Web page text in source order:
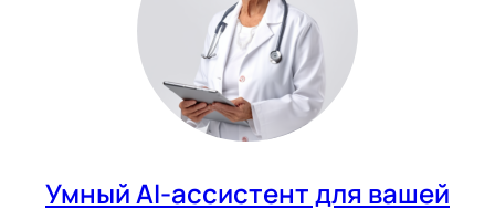
Умный AI-ассистент для вашей